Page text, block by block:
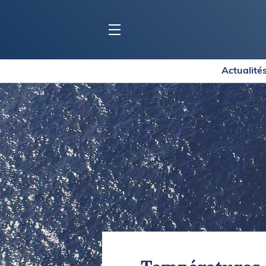
BLOC MARINE
Ports
Carnets de voyage
Dossiers de la rédaction
Collection Bloc Marine
Application Bloc Marine
Règlementation
BATEAUX